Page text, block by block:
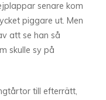
senare kom
piggare ut. Men
att se han så
skulle sy på
till efterrätt,